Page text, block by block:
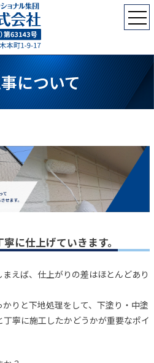
について
に仕上げていきます。
えば、仕上がりの差はほとんどあり
りと下地処理をして、下塗り・中塗
寧に施工したかどうかが重要なポイ